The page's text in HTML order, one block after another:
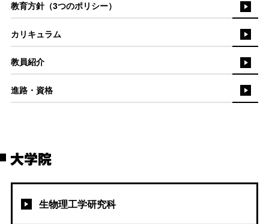
教育方針（3つのポリシー）
カリキュラム
教員紹介
進路・資格
大学院
生物理工学研究科